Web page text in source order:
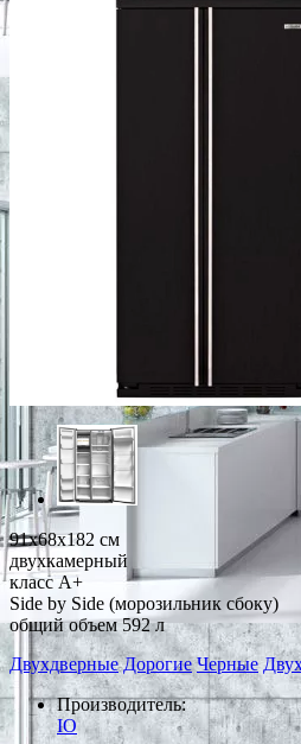
91x68x182 см
двухкамерный
класс A+
Side by Side (морозильник сбоку)
общий объем 592 л
Двухдверные Дорогие Черные
Производитель:
IO